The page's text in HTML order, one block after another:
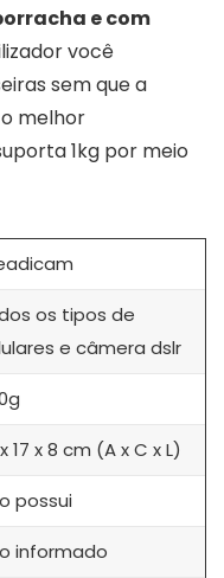
e com
você
sem que a
melhor
1kg por meio
os tipos de
e câmera dslr
17 x 8 cm (A x C x L)
possui
informado